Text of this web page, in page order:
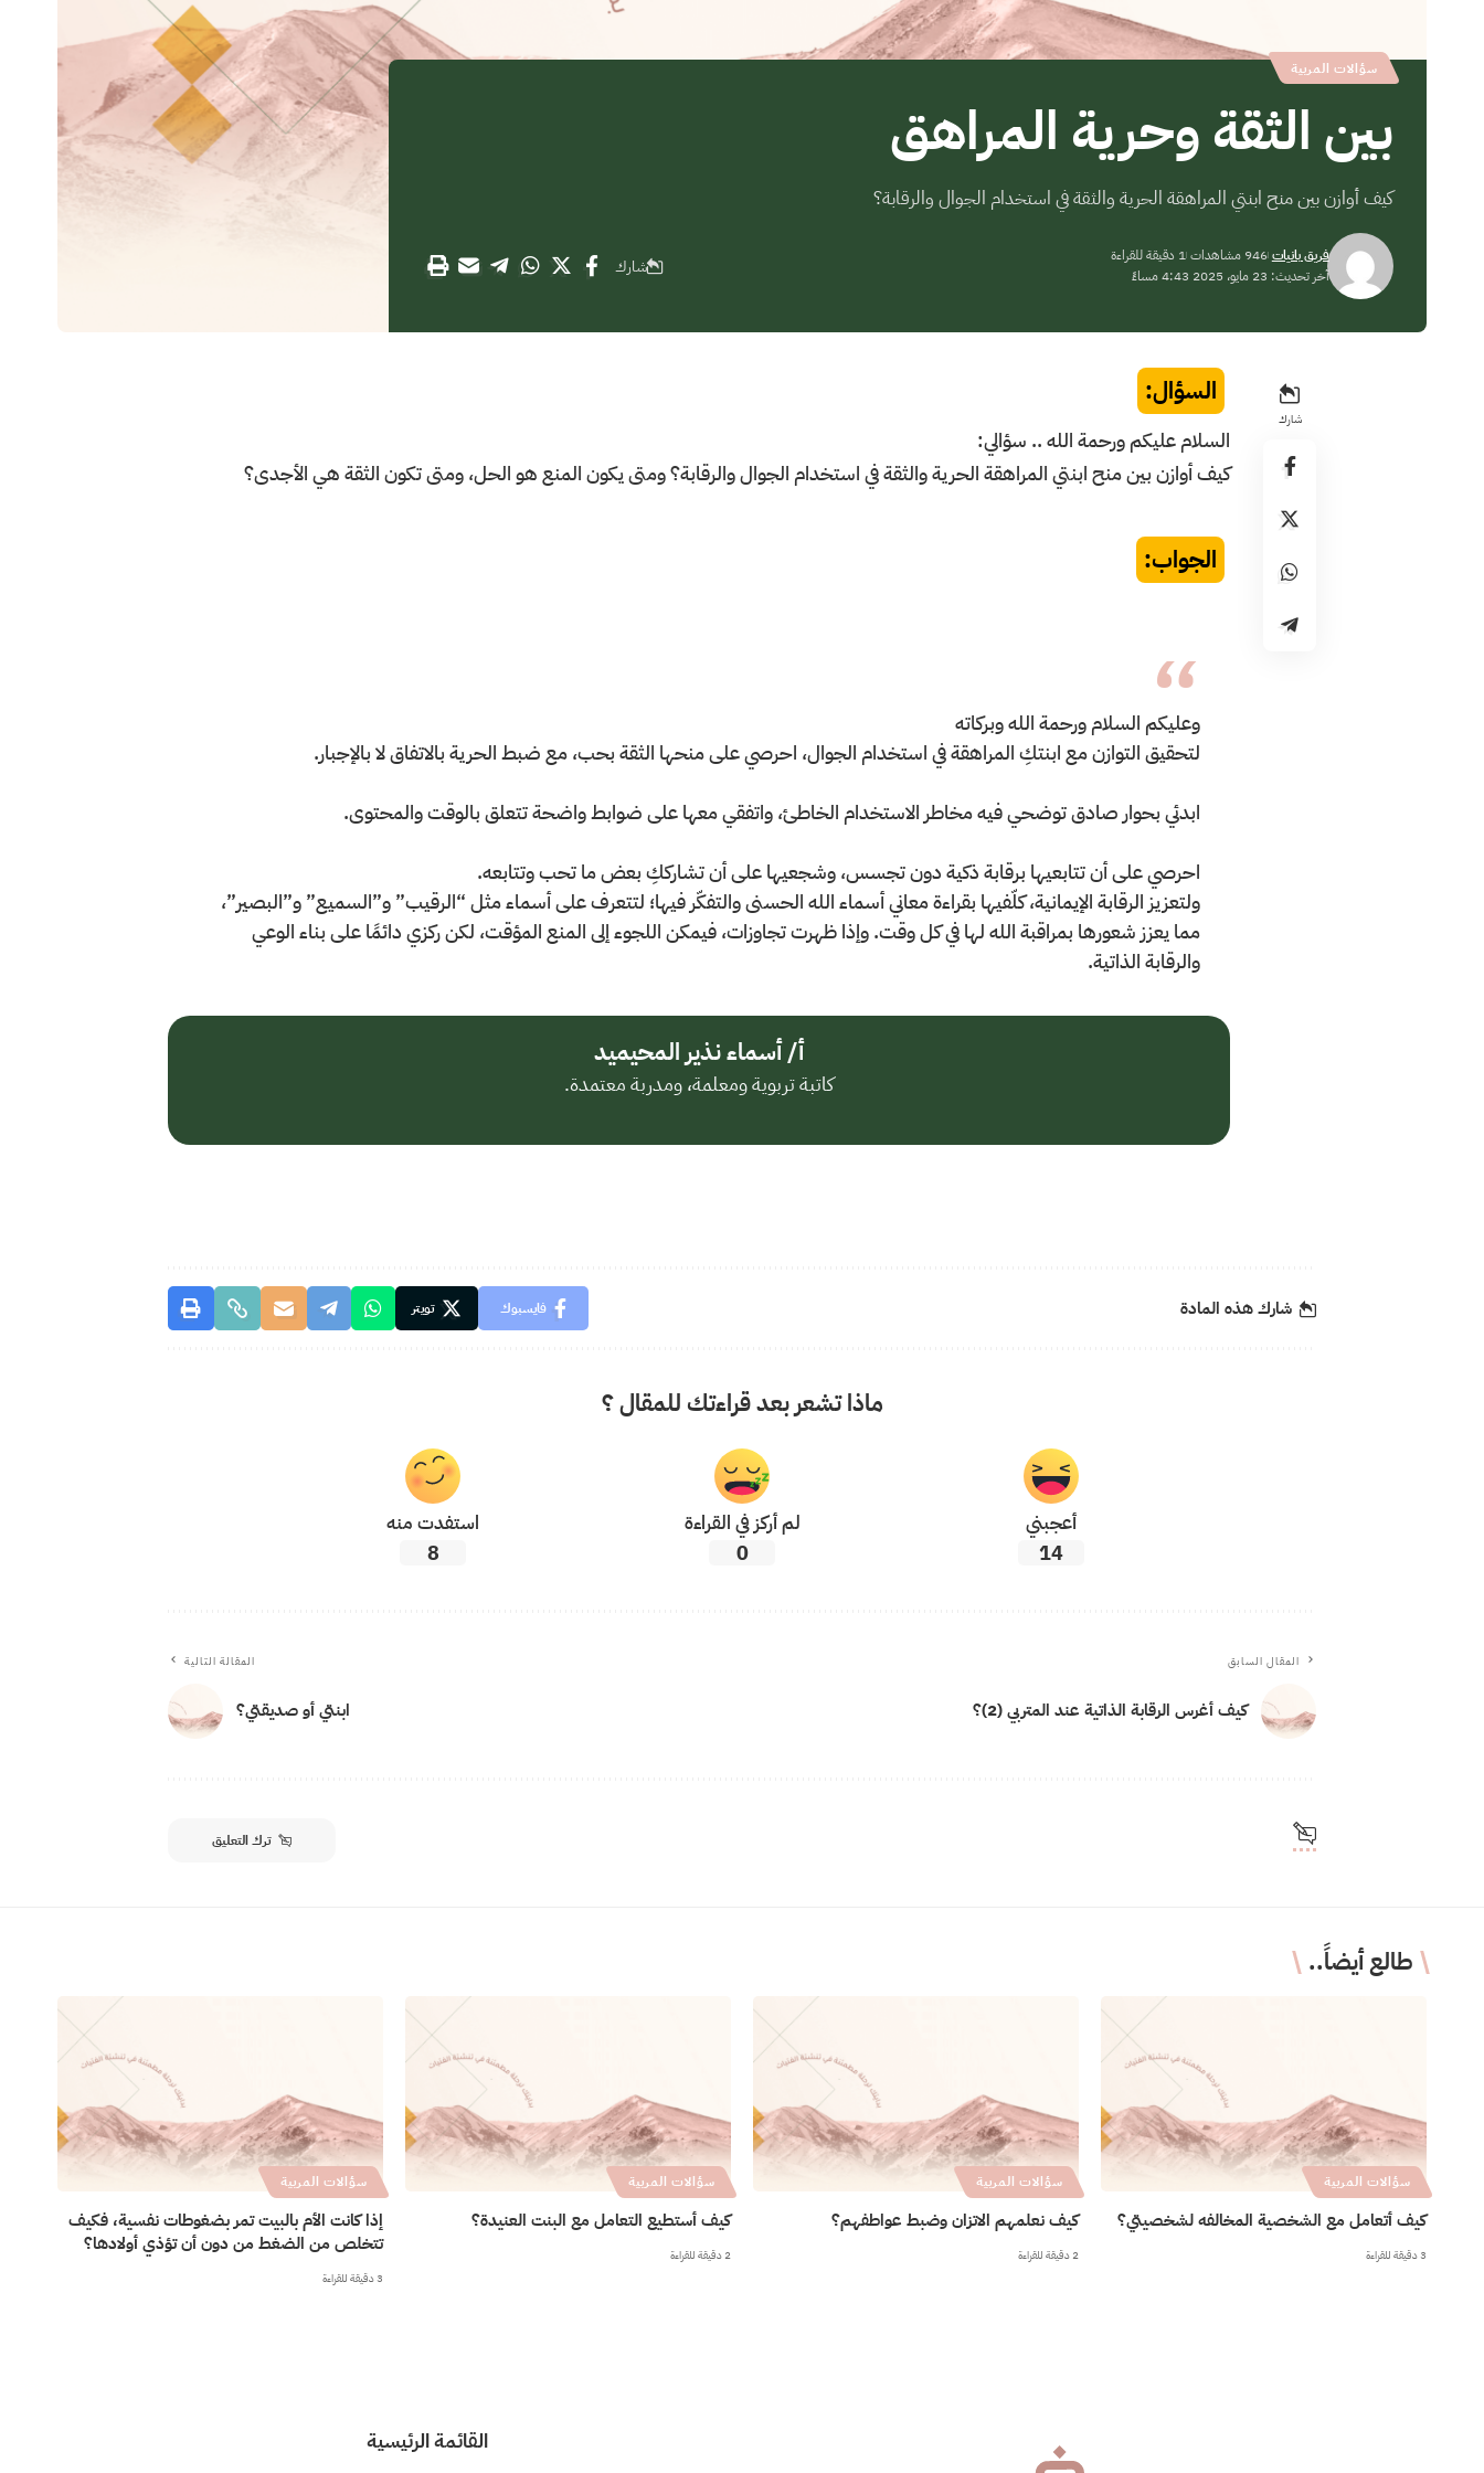
سؤالات المربية
بين الثقة وحرية المراهق
كيف أوازن بين منح ابنتي المراهقة الحرية والثقة في استخدام الجوال والرقابة؟
آخر تحديث: 23 مايو، 2025 4:43 مساءً
فريق بانيات 946 مشاهدات 1 دقيقة للقراءة شارك
شارك
السؤال:
السلام عليكم ورحمة الله .. سؤالي:
كيف أوازن بين منح ابنتي المراهقة الحرية والثقة في استخدام الجوال والرقابة؟ ومتى يكون المنع هو الحل، ومتى تكون الثقة هي الأجدى؟
الجواب:
وعليكم السلام ورحمة الله وبركاته
لتحقيق التوازن مع ابنتكِ المراهقة في استخدام الجوال، احرصي على منحها الثقة بحب، مع ضبط الحرية بالاتفاق لا بالإجبار.
ابدئي بحوار صادق توضحي فيه مخاطر الاستخدام الخاطئ، واتفقي معها على ضوابط واضحة تتعلق بالوقت والمحتوى.
احرصي على أن تتابعيها برقابة ذكية دون تجسس، وشجعيها على أن تشارككِ بعض ما تحب وتتابعه.
ولتعزيز الرقابة الإيمانية، كلّفيها بقراءة معاني أسماء الله الحسنى والتفكّر فيها؛ لتتعرف على أسماء مثل “الرقيب” و”السميع” و”البصير”،
مما يعزز شعورها بمراقبة الله لها في كل وقت. وإذا ظهرت تجاوزات، فيمكن اللجوء إلى المنع المؤقت، لكن ركزي دائمًا على بناء الوعي
والرقابة الذاتية.
أ/ أسماء نذير المحيميد
كاتبة تربوية ومعلمة، ومدربة معتمدة.
شارك هذه المادة فايسبوك تويتر
ماذا تشعر بعد قراءتك للمقال ؟
أعجبني
14
لم أركز في القراءة
0
استفدت منه
8
المقال السابق
كيف أغرس الرقابة الذاتية عند المتربي (2)؟
المقالة التالية
ابنتي أو صديقتي؟
ترك التعليق
طالع أيضاً..
سؤالات المربية
كيف أتعامل مع الشخصية المخالفه لشخصيتي؟
3 دقيقة للقراءة
سؤالات المربية
كيف نعلمهم الاتزان وضبط عواطفهم؟
2 دقيقة للقراءة
سؤالات المربية
كيف أستطيع التعامل مع البنت العنيدة؟
2 دقيقة للقراءة
سؤالات المربية
إذا كانت الأم بالبيت تمر بضغوطات نفسية، فكيف
تتخلص من الضغط من دون أن تؤذي أولادها؟
3 دقيقة للقراءة
القائمة الرئيسية